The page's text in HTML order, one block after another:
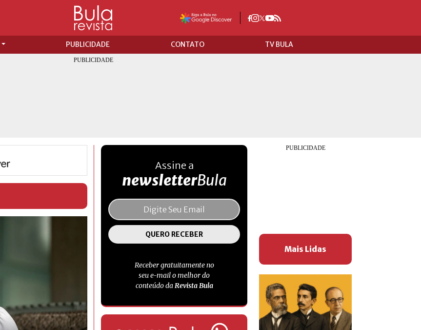
PUBLICIDADE CONTATO TV BULA
Assine a
newsletterBula
Receber gratuitamente no
seu e-mail o melhor do
conteúdo daRevista Bula
Mais Lidas